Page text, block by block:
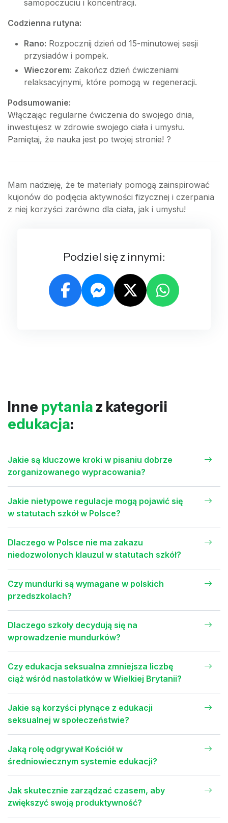
samopoczuciu i koncentracji.
Codzienna rutyna:
Rano: Rozpocznij dzień od 15-minutowej sesji
przysiadów i pompek.
Wieczorem: Zakończ dzień ćwiczeniami
relaksacyjnymi, które pomogą w regeneracji.
Podsumowanie:
Włączając regularne ćwiczenia do swojego dnia,
inwestujesz w zdrowie swojego ciała i umysłu.
Pamiętaj, że nauka jest po twojej stronie! ?
Mam nadzieję, że te materiały pomogą zainspirować
kujonów do podjęcia aktywności fizycznej i czerpania
z niej korzyści zarówno dla ciała, jak i umysłu!
Podziel się z innymi:
Inne pytania z kategorii
edukacja:
Jakie są kluczowe kroki w pisaniu dobrze
zorganizowanego wypracowania?
Jakie nietypowe regulacje mogą pojawić się
w statutach szkół w Polsce?
Dlaczego w Polsce nie ma zakazu
niedozwolonych klauzul w statutach szkół?
Czy mundurki są wymagane w polskich
przedszkolach?
Dlaczego szkoły decydują się na
wprowadzenie mundurków?
Czy edukacja seksualna zmniejsza liczbę
ciąż wśród nastolatków w Wielkiej Brytanii?
Jakie są korzyści płynące z edukacji
seksualnej w społeczeństwie?
Jaką rolę odgrywał Kościół w
średniowiecznym systemie edukacji?
Jak skutecznie zarządzać czasem, aby
zwiększyć swoją produktywność?